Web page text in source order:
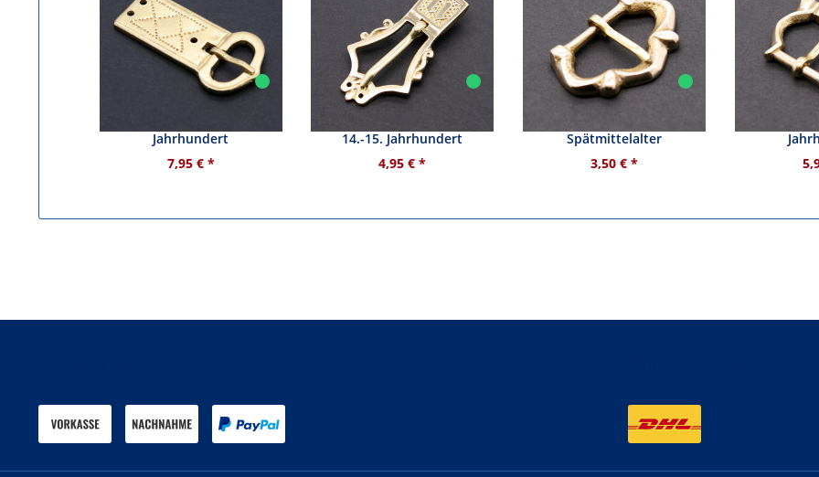
Jahrhundert
7,95 € *
14.-15. Jahrhundert
4,95 € *
Spätmittelalter
3,50 € *